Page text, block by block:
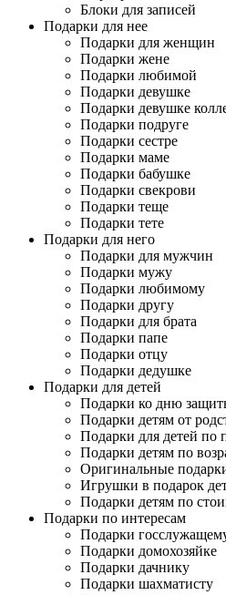
Блоки для записей
Подарки для нее
Подарки для женщин
Подарки жене
Подарки любимой
Подарки девушке
Подарки девушке
Подарки подруге
Подарки сестре
Подарки маме
Подарки бабушке
Подарки свекрови
Подарки теще
Подарки тете
Подарки для него
Подарки для мужчин
Подарки мужу
Подарки любимому
Подарки другу
Подарки для брата
Подарки папе
Подарки отцу
Подарки дедушке
Подарки для детей
Подарки ко дню
Подарки детям от
Подарки для детей по
Подарки детям по
Оригинальные
Игрушки в подарок
Подарки детям по
Подарки по интересам
Подарки
Подарки домохозяйке
Подарки дачнику
Подарки шахматисту